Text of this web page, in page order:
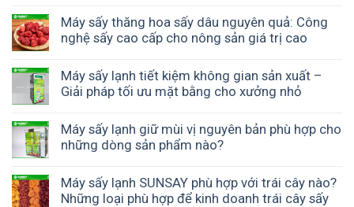
Máy sấy thăng hoa sấy dâu nguyên quả: Công
nghệ sấy cao cấp cho nông sản giá trị cao
Máy sấy lạnh tiết kiệm không gian sản xuất –
Giải pháp tối ưu mặt bằng cho xưởng nhỏ
Máy sấy lạnh giữ mùi vị nguyên bản phù hợp cho
những dòng sản phẩm nào?
Máy sấy lạnh SUNSAY phù hợp với trái cây nào?
Những loại phù hợp để kinh doanh trái cây sấy